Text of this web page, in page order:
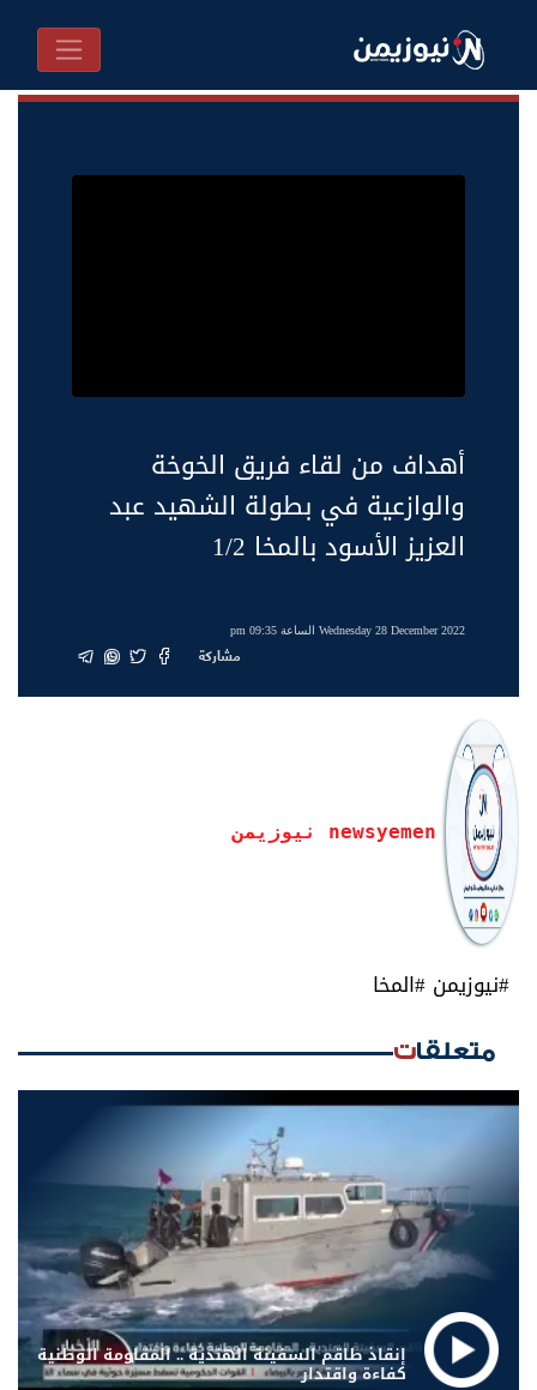
أهداف من لقاء فريق الخوخة
والوازعية في بطولة الشهيد عبد
العزيز الأسود بالمخا 1/2
Wednesday 28 December 2022 الساعة 09:35 pm
مشاركة
newsyemen نيوزيمن
#نيوزيمن #المخا
متعلقات
إنقاذ طاقم السفينة الهندية .. المقاومة الوطنية
كفاءة واقتدار